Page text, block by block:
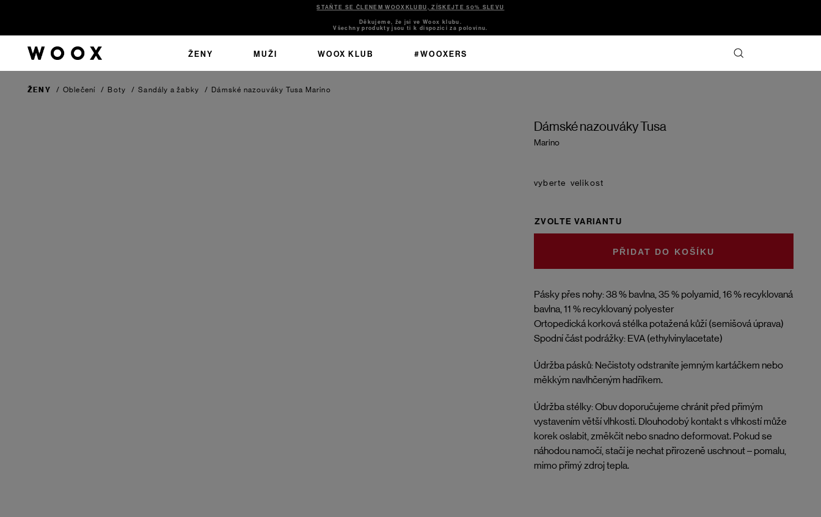
STAŇTE SE ČLENEM WOOXKLUBU, ZÍSKEJTE 50% SLEVU
Děkujeme, že jsi ve Woox klubu.
Všechny produkty jsou ti k dispozici za polovinu.
ŽENY MUŽI WOOX KLUB #WOOXERS
ŽENY / Oblečení / Boty / Sandály a žabky / Dámské nazouváky Tusa Marino
Dámské nazouváky Tusa
Marino
Pásky přes nohy: 38 % bavlna, 35 % polyamid, 16 % recyklovaná
bavlna, 11 % recyklovaný polyester
Ortopedická korková stélka potažená kůží (semišová úprava)
Spodní část podrážky: EVA (ethylvinylacetate)
Údržba pásků: Nečistoty odstraníte jemným kartáčkem nebo
měkkým navlhčeným hadříkem.
Údržba stélky: Obuv doporučujeme chránit před přímým
vystavením větší vlhkosti. Dlouhodobý kontakt s vlhkostí může
korek oslabit, změkčit nebo snadno deformovat. Pokud se
náhodou namočí, stačí je nechat přirozeně uschnout – pomalu,
mimo přímý zdroj tepla.
velikost
ZVOLTE VARIANTU
DO KOŠÍKU